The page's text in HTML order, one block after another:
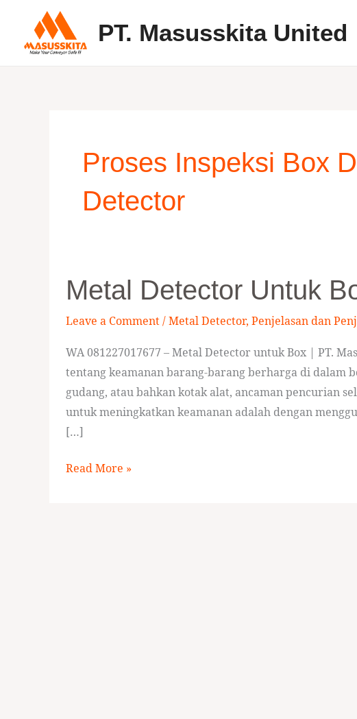
content
PT. Masusskita United
Proses Inspeksi Box
Detector
Metal Detector Untuk
Leave a Comment/Metal Detector, Penjelasan dan
WA 081227017677 – Metal Detector untuk Box | PT.
tentang keamanan barang-barang berharga di dalam
gudang, atau bahkan kotak alat, ancaman pencurian
untuk meningkatkan keamanan adalah dengan
[…]
Detector
untuk
Box
Read More »